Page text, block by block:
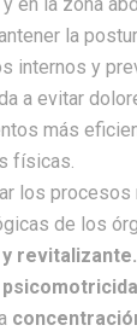
la
internos y
a evitar
más
físicas.
los
de los
revitalizante.